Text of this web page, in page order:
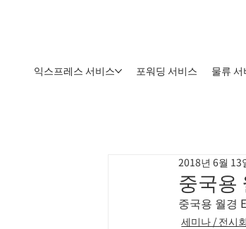
익스프레스 서비스 포워딩 서비스 물류 서
중국용
2018년 6월 13
중국용 월경
세미나 / 전시회